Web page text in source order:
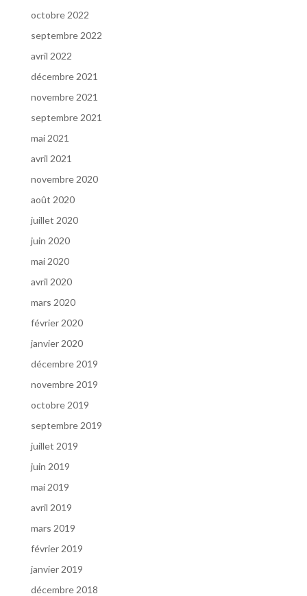
octobre 2022
septembre 2022
avril 2022
décembre 2021
novembre 2021
septembre 2021
mai 2021
avril 2021
novembre 2020
août 2020
juillet 2020
juin 2020
mai 2020
avril 2020
mars 2020
février 2020
janvier 2020
décembre 2019
novembre 2019
octobre 2019
septembre 2019
juillet 2019
juin 2019
mai 2019
avril 2019
mars 2019
février 2019
janvier 2019
décembre 2018